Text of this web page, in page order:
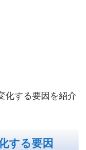
化する要因を紹介
する要因